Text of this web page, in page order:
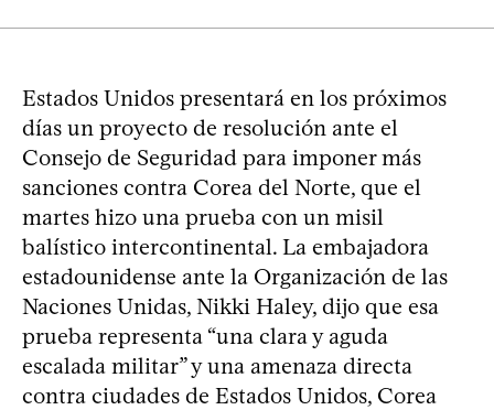
Estados Unidos presentará en los próximos
días un proyecto de resolución ante el
Consejo de Seguridad para imponer más
sanciones contra Corea del Norte, que el
martes hizo una prueba con un misil
balístico intercontinental. La embajadora
estadounidense ante la Organización de las
Naciones Unidas, Nikki Haley, dijo que esa
prueba representa “una clara y aguda
escalada militar” y una amenaza directa
contra ciudades de Estados Unidos, Corea